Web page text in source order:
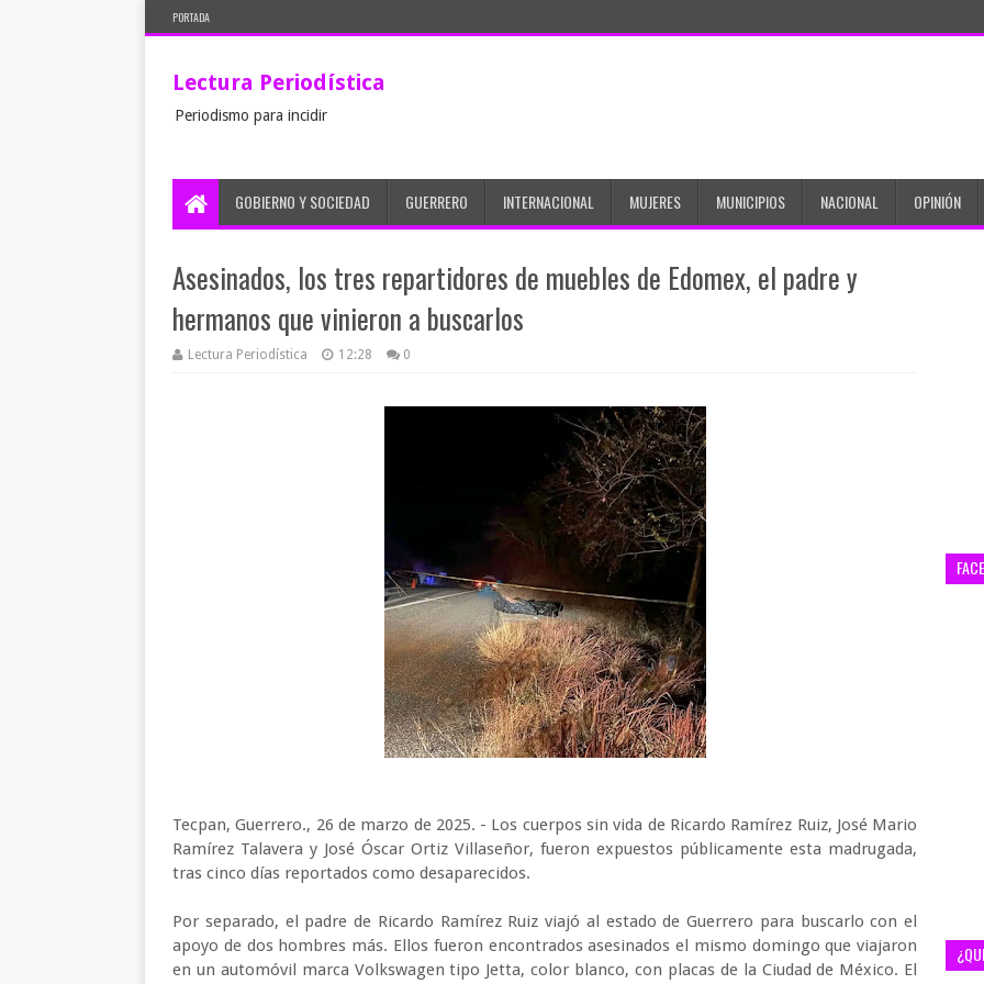
PORTADA
Lectura Periodística
Periodismo para incidir
GOBIERNO Y SOCIEDAD GUERRERO INTERNACIONAL MUJERES MUNICIPIOS NACIONAL OPINIÓN
Asesinados, los tres repartidores de muebles de Edomex, el padre y
hermanos que vinieron a buscarlos
Lectura Periodística 12:28 0
Tecpan, Guerrero., 26 de marzo de 2025. - Los cuerpos sin vida de Ricardo Ramírez Ruiz, José Mario
Ramírez Talavera y José Óscar Ortiz Villaseñor, fueron expuestos públicamente esta madrugada,
tras cinco días reportados como desaparecidos.
Por separado, el padre de Ricardo Ramírez Ruiz viajó al estado de Guerrero para buscarlo con el
apoyo de dos hombres más. Ellos fueron encontrados asesinados el mismo domingo que viajaron
en un automóvil marca Volkswagen tipo Jetta, color blanco, con placas de la Ciudad de México. El